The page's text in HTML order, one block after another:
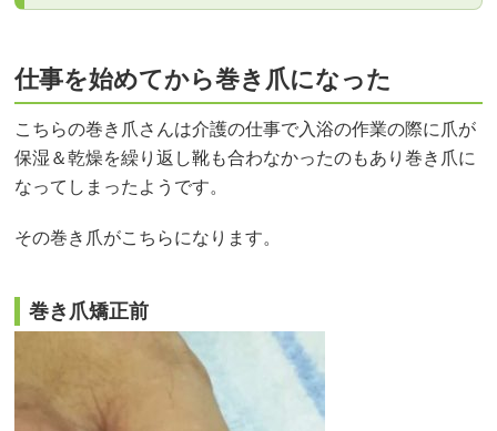
仕事を始めてから巻き爪になった
こちらの巻き爪さんは介護の仕事で入浴の作業の際に爪が
保湿＆乾燥を繰り返し靴も合わなかったのもあり巻き爪に
なってしまったようです。
その巻き爪がこちらになります。
巻き爪矯正前